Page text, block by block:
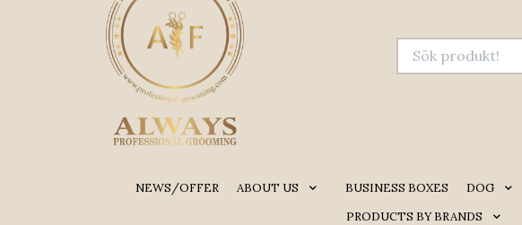
NEWS/OFFER ABOUT US BUSINESS BOXES DOG
PRODUCTS BY BRANDS